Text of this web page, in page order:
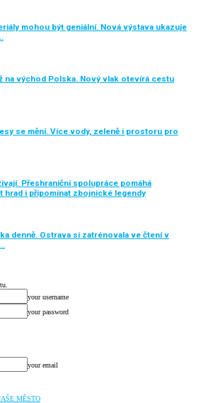
mohou být geniální. Nová výstava ukazuje
na východ Polska. Nový vlak otevírá cestu
se mění. Více vody, zeleně i prostoru pro
Přeshraniční spolupráce pomáhá
hrad i připomínat zbojnické legendy
denně. Ostrava si zatrénovala ve čtení v
your username
your password
your email
MĚSTO